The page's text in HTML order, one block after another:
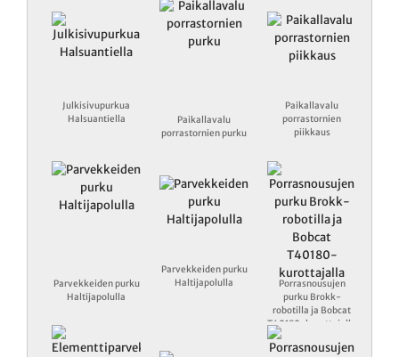
Julkisivupurkua
Halsuantiella
Paikallavalu
porrastornien purku
Paikallavalu
porrastornien
piikkaus
Parvekkeiden purku
Haltijapolulla
Parvekkeiden purku
Haltijapolulla
Porrasnousujen
purku Brokk-
robotilla ja Bobcat
T40180-kurottajalla